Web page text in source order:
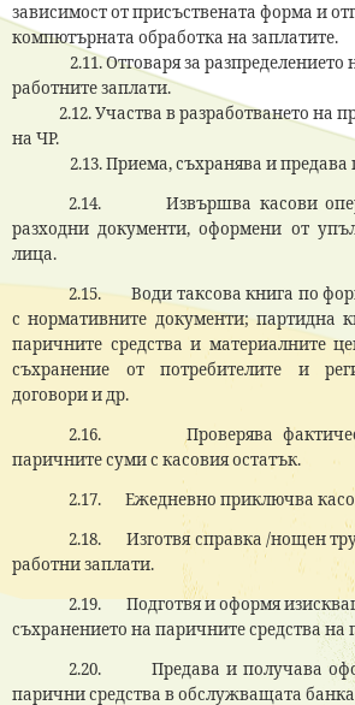
зависимост от присъствената форма и
компютърната обработка на заплатите.
2.11. Отговаря за разпределението
работните заплати.
2.12. Участва в разработването на
на ЧР.
2.13.Приема, съхранява и предава
2.14.
Извършва касови
разходни документи, оформени от
лица.
2.15.
Води таксова книга по
с нормативните документи; партидна
паричните средства и материалните
съхранение от потребителите и
договори и др.
2.16.
Проверява
паричните суми с касовия остатък.
2.17.
Ежедневно приключва
2.18.
Изготвя справка /нощен
работни заплати.
2.19.
Подготвя и оформя
съхранението на паричните средства на
2.20.
Предава и получава
парични средства в обслужващата